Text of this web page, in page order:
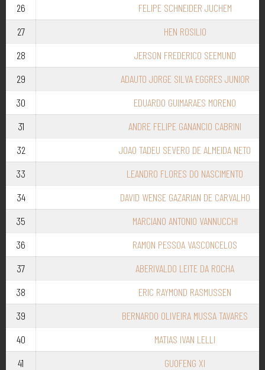
26
FELIPE SCHNEIDER JUCHEM
27
HEN ROSILIO
28
JERSON FREDERICO SEEMUND
29
ADAUTO JORGE SILVA EGGRES JUNIOR
30
EDUARDO GUIMARAES MORENO
31
ANDRE FELIPE GANANCIO CABRINI
32
JOAO TADEU SEVERO DE ALMEIDA NETO
33
LEANDRO FLORES DO NASCIMENTO
34
DAVID WENSE GAZARIAN DE CARVALHO
35
MARCIANO ANTONIO VANNUCCHI
36
RAMON PESSOA VASCONCELOS
37
ABERIVALDO LEITE DA ROCHA
38
ERIC RAYMOND RASMUSSEN
39
BERNARDO OLIVEIRA MUSSA TAVARES
40
MATIAS IVAN LELLI
41
GUOFENG XI